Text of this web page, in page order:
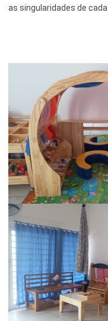
as singularidades de cada